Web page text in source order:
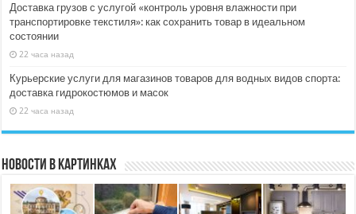
Доставка грузов с услугой «контроль уровня влажности при
транспортировке текстиля»: как сохранить товар в идеальном
состоянии
22 часа назад
Курьерские услуги для магазинов товаров для водных видов спорта:
доставка гидрокостюмов и масок
22 часа назад
Новости в картинках